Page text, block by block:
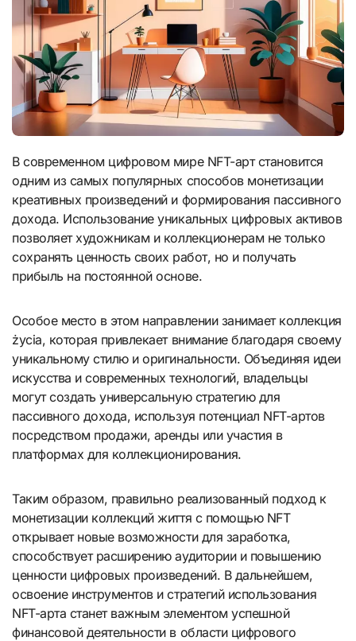
В современном цифровом мире NFT-арт становится
одним из самых популярных способов монетизации
креативных произведений и формирования пассивного
дохода. Использование уникальных цифровых активов
позволяет художникам и коллекционерам не только
сохранять ценность своих работ, но и получать
прибыль на постоянной основе.
Особое место в этом направлении занимает коллекция
życia, которая привлекает внимание благодаря своему
уникальному стилю и оригинальности. Объединяя идеи
искусства и современных технологий, владельцы
могут создать универсальную стратегию для
пассивного дохода, используя потенциал NFT-артов
посредством продажи, аренды или участия в
платформах для коллекционирования.
Таким образом, правильно реализованный подход к
монетизации коллекций життя с помощью NFT
открывает новые возможности для заработка,
способствует расширению аудитории и повышению
ценности цифровых произведений. В дальнейшем,
освоение инструментов и стратегий использования
NFT-арта станет важным элементом успешной
финансовой деятельности в области цифрового